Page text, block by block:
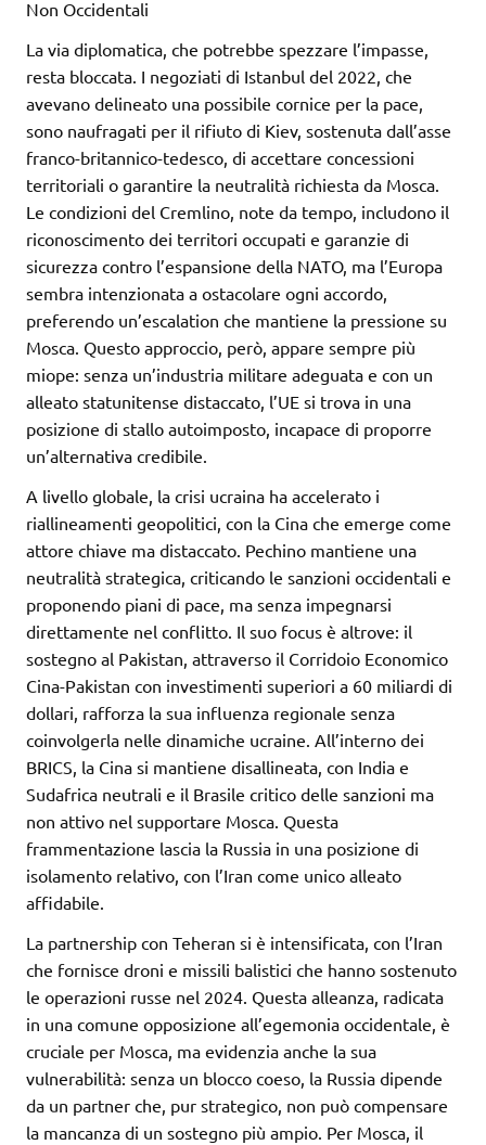
Non Occidentali
La via diplomatica, che potrebbe spezzare l’impasse,
resta bloccata. I negoziati di Istanbul del 2022, che
avevano delineato una possibile cornice per la pace,
sono naufragati per il rifiuto di Kiev, sostenuta dall’asse
franco-britannico-tedesco, di accettare concessioni
territoriali o garantire la neutralità richiesta da Mosca.
Le condizioni del Cremlino, note da tempo, includono il
riconoscimento dei territori occupati e garanzie di
sicurezza contro l’espansione della NATO, ma l’Europa
sembra intenzionata a ostacolare ogni accordo,
preferendo un’escalation che mantiene la pressione su
Mosca. Questo approccio, però, appare sempre più
miope: senza un’industria militare adeguata e con un
alleato statunitense distaccato, l’UE si trova in una
posizione di stallo autoimposto, incapace di proporre
un’alternativa credibile.
A livello globale, la crisi ucraina ha accelerato i
riallineamenti geopolitici, con la Cina che emerge come
attore chiave ma distaccato. Pechino mantiene una
neutralità strategica, criticando le sanzioni occidentali e
proponendo piani di pace, ma senza impegnarsi
direttamente nel conflitto. Il suo focus è altrove: il
sostegno al Pakistan, attraverso il Corridoio Economico
Cina-Pakistan con investimenti superiori a 60 miliardi di
dollari, rafforza la sua influenza regionale senza
coinvolgerla nelle dinamiche ucraine. All’interno dei
BRICS, la Cina si mantiene disallineata, con India e
Sudafrica neutrali e il Brasile critico delle sanzioni ma
non attivo nel supportare Mosca. Questa
frammentazione lascia la Russia in una posizione di
isolamento relativo, con l’Iran come unico alleato
affidabile.
La partnership con Teheran si è intensificata, con l’Iran
che fornisce droni e missili balistici che hanno sostenuto
le operazioni russe nel 2024. Questa alleanza, radicata
in una comune opposizione all’egemonia occidentale, è
cruciale per Mosca, ma evidenzia anche la sua
vulnerabilità: senza un blocco coeso, la Russia dipende
da un partner che, pur strategico, non può compensare
la mancanza di un sostegno più ampio. Per Mosca, il